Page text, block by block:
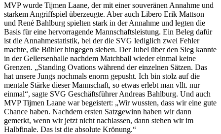
MVP wurde Tijmen Laane, der mit einer souveränen Annahme und
starkem Angriffspiel überzeugte. Aber auch Libero Erik Mattson
und René Bahlburg spielten stark in der Annahme und legten die
Basis für eine hervorragende Mannschaftsleistung. Ein Beleg dafür
ist die Annahmestatistik, bei der die SVG lediglich zwei Fehler
machte, die Bühler hingegen sieben. Der Jubel über den Sieg kannte
in der Gellersenhalle nachdem Matchball wieder einmal keine
Grenzen. „Standing Ovations während der einzelnen Sätzen. Das
hat unsere Jungs nochmals enorm gepusht. Ich bin stolz auf die
mentale Stärke dieser Mannschaft, so etwas erlebt man vllt. nur
einmal“, sagte SVG Geschäftsführer Andreas Bahlburg. Und auch
MVP Tijmen Laane war begeistert: „Wir wussten, dass wir eine gute
Chance haben. Nachdem ersten Satzgewinn haben wir dann
gemerkt, wenn wir jetzt nicht nachlassen, dann stehen wir im
Halbfinale. Das ist die absolute Krönung.“